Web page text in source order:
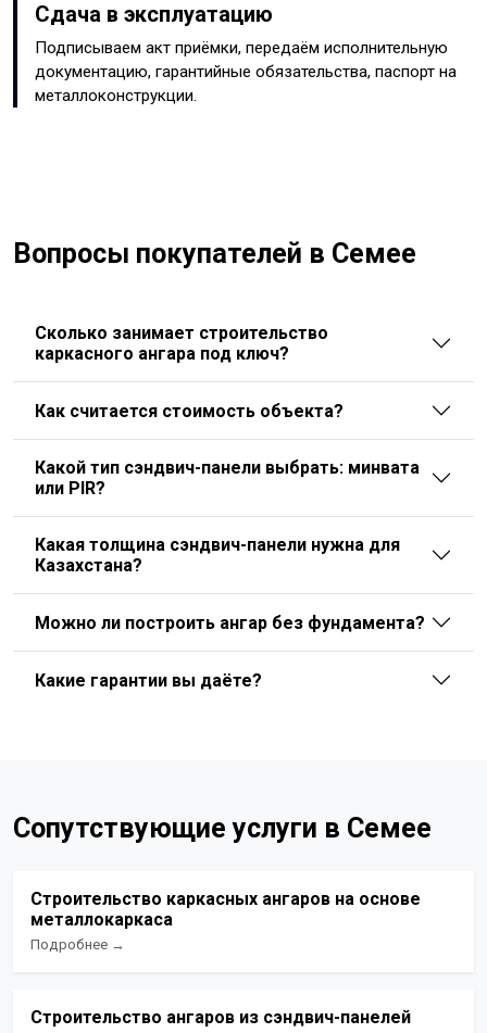
Сдача в эксплуатацию
Подписываем акт приёмки, передаём исполнительную
документацию, гарантийные обязательства, паспорт на
металлоконструкции.
Вопросы покупателей в Семее
Сколько занимает строительство
каркасного ангара под ключ?
Как считается стоимость объекта?
Какой тип сэндвич-панели выбрать: минвата
или PIR?
Какая толщина сэндвич-панели нужна для
Казахстана?
Можно ли построить ангар без фундамента?
Какие гарантии вы даёте?
Сопутствующие услуги в Семее
Строительство каркасных ангаров на основе
металлокаркаса
Подробнее →
Строительство ангаров из сэндвич-панелей